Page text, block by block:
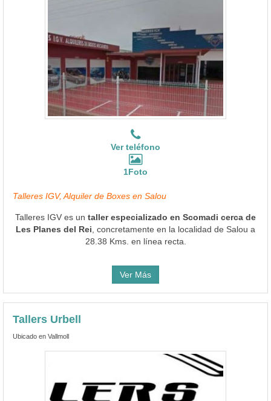
Ver teléfono
1Foto
Talleres IGV, Alquiler de Boxes en Salou
Talleres IGV es un taller especializado en Scomadi cerca de
Les Planes del Rei , concretamente en la localidad de Salou a
28.38 Kms. en línea recta.
Ver Más
Tallers Urbell
Ubicado en Vallmoll